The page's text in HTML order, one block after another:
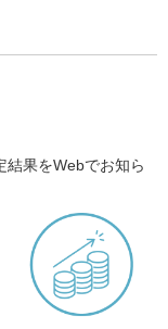
結果をWebでお知ら